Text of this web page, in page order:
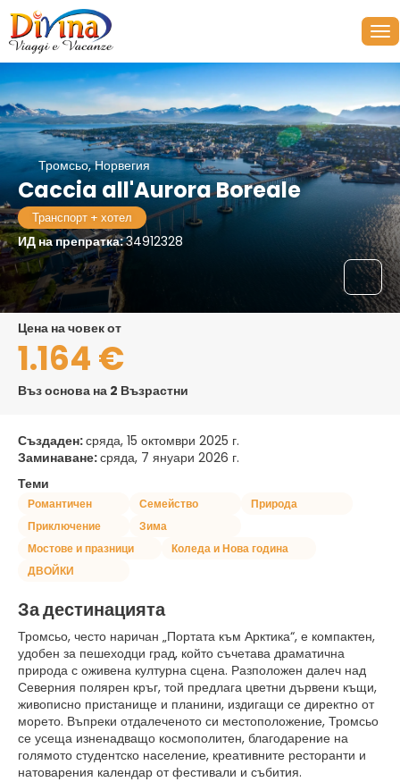
Тромсьо, Норвегия
Caccia all'Aurora Boreale
Транспорт + хотел
ИД на препратка:34912328
цена на човек от
1.164 €
Въз основа на 2 Възрастни
Създаден:сряда, 15 октомври 2025 г.
Заминаване:сряда, 7 януари 2026 г.
Теми
Романтичен Семейство
Природа
Приключение
Зима
Мостове и празници
Коледа и Нова година
ДВОЙКИ
За дестинацията
Тромсьо, често наричан „Портата към Арктика“, е компактен,
удобен за пешеходци град, който съчетава драматична
природа с оживена културна сцена. Разположен далеч над
Северния полярен кръг, той предлага цветни дървени къщи,
живописно пристанище и планини, издигащи се директно от
морето. Въпреки отдалеченото си местоположение, Тромсьо
се усеща изненадващо космополитен, благодарение на
голямото студентско население, креативните ресторанти и
натоварения календар от фестивали и събития.